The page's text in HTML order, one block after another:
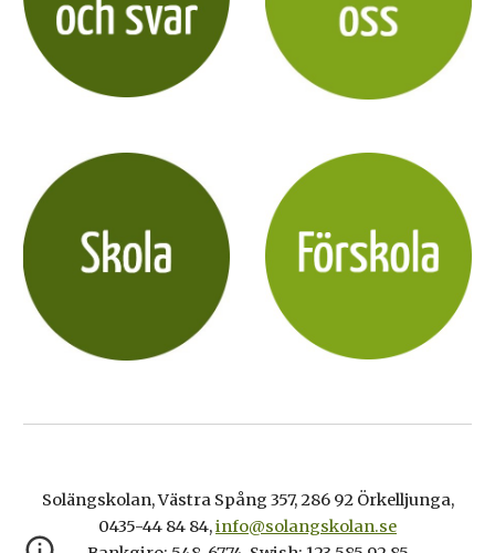
Solängskolan, Västra Spång 357, 286 92 Örkelljunga,
0435-44 84 84,info@solangskolan.se